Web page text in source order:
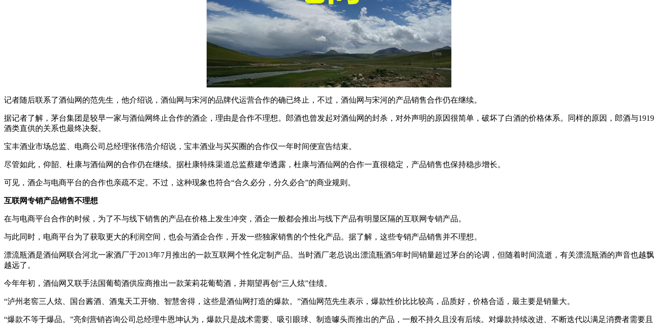
记者随后联系了酒仙网的范先生，他介绍说，酒仙网与宋河的品牌代运营合作的确已终止，不过，酒仙网与宋河的产品销售合作仍在继续。
据记者了解，茅台集团是较早一家与酒仙网终止合作的酒企，理由是合作不理想。郎酒也曾发起对酒仙网的封杀，对外声明的原因很简单，破坏了白酒的价格体系。同样的原因，郎酒与1919
酒类直供的关系也最终决裂。
宝丰酒业市场总监、电商公司总经理张伟浩介绍说，宝丰酒业与买买圈的合作仅一年时间便宣告结束。
尽管如此，仰韶、杜康与酒仙网的合作仍在继续。据杜康特殊渠道总监蔡建华透露，杜康与酒仙网的合作一直很稳定，产品销售也保持稳步增长。
可见，酒企与电商平台的合作也亲疏不定。不过，这种现象也符合“合久必分，分久必合”的商业规则。
互联网专销产品销售不理想
在与电商平台合作的时候，为了不与线下销售的产品在价格上发生冲突，酒企一般都会推出与线下产品有明显区隔的互联网专销产品。
与此同时，电商平台为了获取更大的利润空间，也会与酒企合作，开发一些独家销售的个性化产品。据了解，这些专销产品销售并不理想。
漂流瓶酒是酒仙网联合河北一家酒厂于2013年7月推出的一款互联网个性化定制产品。当时酒厂老总说出漂流瓶酒5年时间销量超过茅台的论调，但随着时间流逝，有关漂流瓶酒的声音也越飘
越远了。
今年年初，酒仙网又联手法国葡萄酒供应商推出一款茉莉花葡萄酒，并期望再创“三人炫”佳绩。
“泸州老窖三人炫、国台酱酒、酒鬼天工开物、智慧舍得，这些是酒仙网打造的爆款。”酒仙网范先生表示，爆款性价比比较高，品质好，价格合适，最主要是销量大。
“爆款不等于爆品。”亮剑营销咨询公司总经理牛恩坤认为，爆款只是战术需要、吸引眼球、制造噱头而推出的产品，一般不持久且没有后续。对爆款持续改进、不断迭代以满足消费者需要且